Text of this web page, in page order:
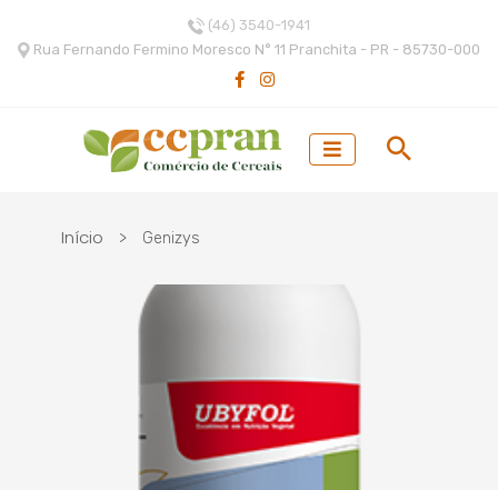
(46) 3540-1941
Rua Fernando Fermino Moresco N° 11 Pranchita - PR - 85730-000
Início > Genizys